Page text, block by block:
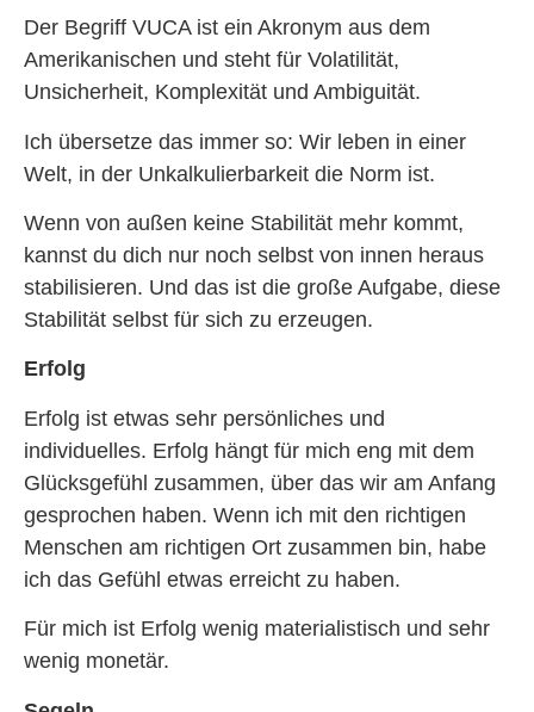
Der Begriff VUCA ist ein Akronym aus dem
Amerikanischen und steht für Volatilität,
Unsicherheit, Komplexität und Ambiguität.
Ich übersetze das immer so: Wir leben in einer
Welt, in der Unkalkulierbarkeit die Norm ist.
Wenn von außen keine Stabilität mehr kommt,
kannst du dich nur noch selbst von innen heraus
stabilisieren. Und das ist die große Aufgabe, diese
Stabilität selbst für sich zu erzeugen.
Erfolg
Erfolg ist etwas sehr persönliches und
individuelles. Erfolg hängt für mich eng mit dem
Glücksgefühl zusammen, über das wir am Anfang
gesprochen haben. Wenn ich mit den richtigen
Menschen am richtigen Ort zusammen bin, habe
ich das Gefühl etwas erreicht zu haben.
Für mich ist Erfolg wenig materialistisch und sehr
wenig monetär.